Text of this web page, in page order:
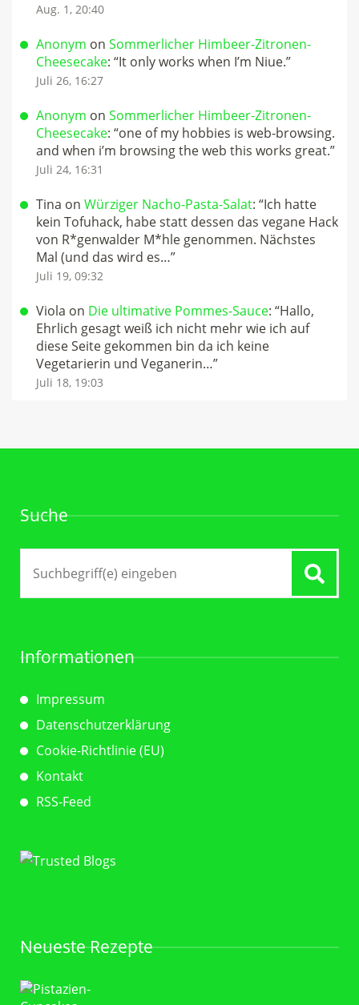
Aug. 1, 20:40
Anonym on Sommerlicher Himbeer-Zitronen-
Cheesecake: “It only works when I’m Niue.”
Juli 26, 16:27
Anonym on Sommerlicher Himbeer-Zitronen-
Cheesecake: “one of my hobbies is web-browsing.
and when i’m browsing the web this works great.”
Juli 24, 16:31
Tina on Würziger Nacho-Pasta-Salat: “Ich hatte
kein Tofuhack, habe statt dessen das vegane Hack
von R*genwalder M*hle genommen. Nächstes
Mal (und das wird es…”
Juli 19, 09:32
Viola on Die ultimative Pommes-Sauce: “Hallo,
Ehrlich gesagt weiß ich nicht mehr wie ich auf
diese Seite gekommen bin da ich keine
Vegetarierin und Veganerin…”
Juli 18, 19:03
Suche
nach:
Informationen
Impressum
Datenschutzerklärung
Cookie-Richtlinie (EU)
Kontakt
RSS-Feed
Neueste Rezepte